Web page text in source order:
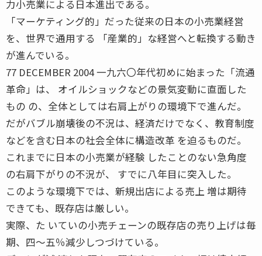
力小売業による日本進出である。
「マーケティング的」だった従来の日本の小売業経営
を、世界で通用する 「産業的」な経営へと転換する動き
が進んでいる。
77 DECEMBER 2004 一九六〇年代初めに始まった「流通
革命」は、 オイルショックなどの景気変動に直面した
もの の、全体としては右肩上がりの環境下で進んだ。
だがバブル崩壊後の不況は、経済だけでなく、教育制度
などを含む日本の社会全体に構造改革 を迫るものだ。
これまでに日本の小売業が経験 したことのない急角度
の右肩下がりの不況が、 すでに八年目に突入した。
このような環境下では、新規出店による売上 増は期待
できても、既存店は厳しい。
実際、た いていの小売チェーンの既存店の売り上げは毎
期、四〜五％減少しつづけている。